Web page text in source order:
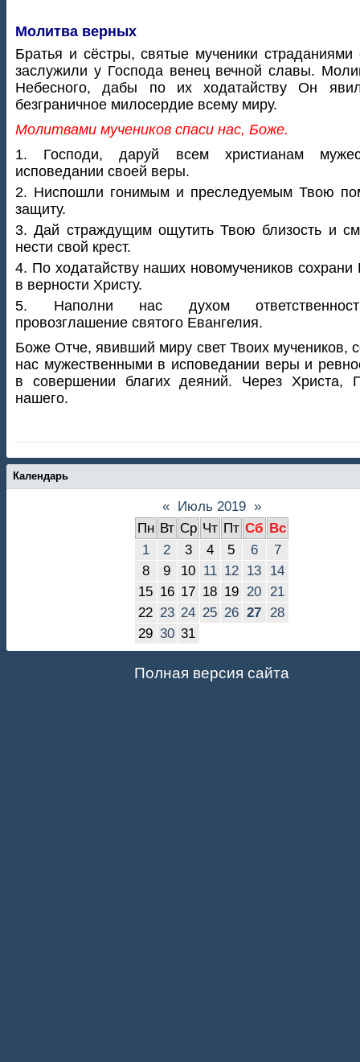
Молитва верных
Братья и сёстры, святые мученики страданиями
заслужили у Господа венец вечной славы.
Небесного, дабы по их ходатайству Он
безграничное милосердие всему миру.
Молитвами мучеников спаси нас, Боже.
1. Господи, даруй всем христианам
исповедании своей веры.
2. Ниспошли гонимым и преследуемым Твою
защиту.
3. Дай страждущим ощутить Твою близость и
нести свой крест.
4. По ходатайству наших новомучеников сохрани
в верности Христу.
5. Наполни нас духом
провозглашение святого Евангелия.
Боже Отче, явивший миру свет Твоих мучеников,
нас мужественными в исповедании веры и
в совершении благих деяний. Через Христа,
нашего.
Календарь
« Июль 2019 »
Пн Вт Ср Чт Пт Сб Вс
1
2 3 4 5 6
7
8
9 10 11 12 13 14
15 16 17 18 19 20 21
22 23 24 25 26 27 28
29 30 31
Полная версия сайта